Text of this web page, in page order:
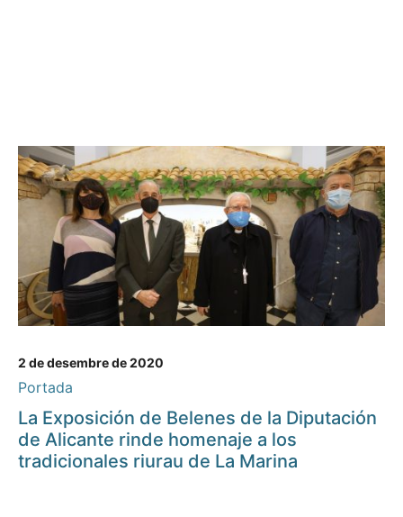
2 de desembre de 2020
Portada
La Exposición de Belenes de la Diputación
de Alicante rinde homenaje a los
tradicionales riurau de La Marina